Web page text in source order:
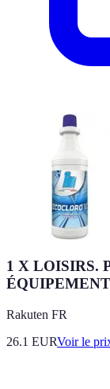
1 X LOISIRS.
Rakuten FR
26.1 EURVoir le